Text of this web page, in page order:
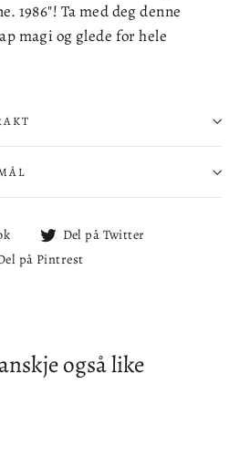
1986"! Ta med deg denne
magi og glede for hele
Del
på
Del på Twitter
på Pintrest
også like